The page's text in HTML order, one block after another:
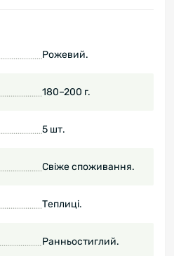
Рожевий.
180–200 г.
5 шт.
Свіже споживання.
Теплиці.
Ранньостиглий.